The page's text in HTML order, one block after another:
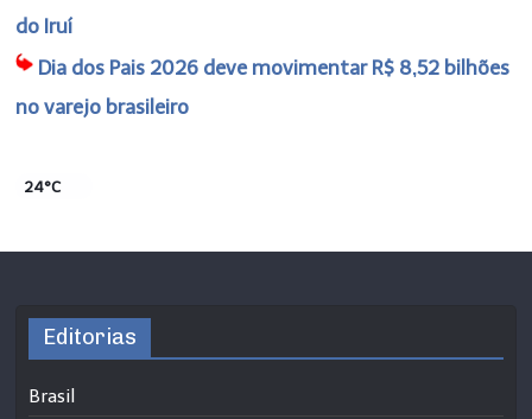
do Iruí
Dia dos Pais 2026 deve movimentar R$ 8,52 bilhões
no varejo brasileiro
24°C
Editorias
Brasil